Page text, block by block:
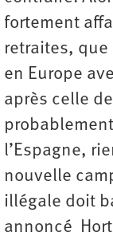
fortement
retraites, que
en Europe
après celle
l’Espagne,
nouvelle
illégale doit
annoncé